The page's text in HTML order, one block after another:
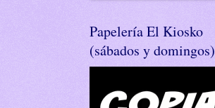
Papelería El Kiosko
(sábados y domingos)